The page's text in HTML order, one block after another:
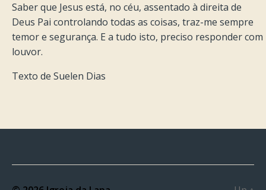
Saber que Jesus está, no céu, assentado à direita de
Deus Pai controlando todas as coisas, traz-me sempre
temor e segurança. E a tudo isto, preciso responder com
louvor.
Texto de Suelen Dias